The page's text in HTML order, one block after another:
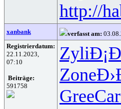
http://
xanbank verfasst am:
Registrierdatum:
22.11.2023,
07:10
Beiträge:
591758
Zyli
Zone
Gree